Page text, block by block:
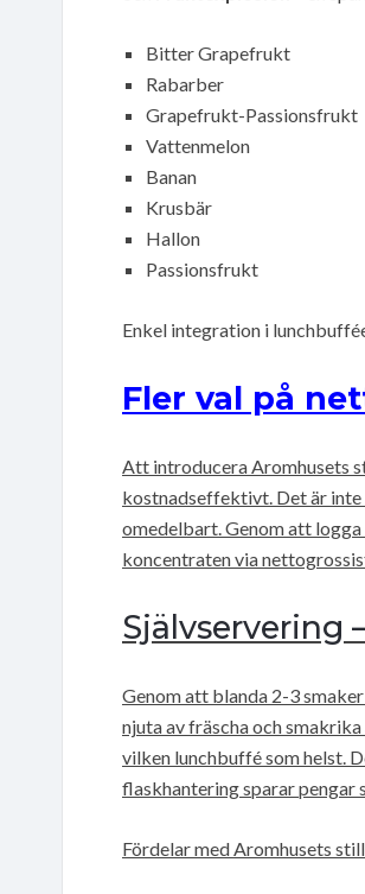
Bitter Grapefrukt
Rabarber
Grapefrukt-Passionsfrukt
Vattenmelon
Banan
Krusbär
Hallon
Passionsfrukt
Enkel integration i
Fler val på
Att introducera Aromhusets
kostnadseffektivt. Det är
omedelbart. Genom att
koncentraten via
Självservering
Genom att blanda 2-3
njuta av fräscha och
vilken lunchbuffé som helst.
flaskhantering sparar pengar
Fördelar med Aromhusets